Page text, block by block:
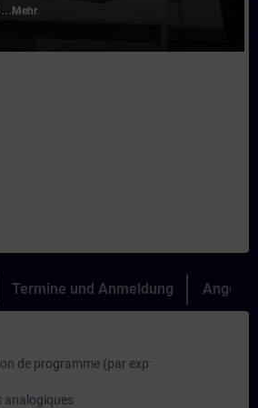
Mehr
Termine und Anmeldung Angebot
de programme (par exp:
analogiques